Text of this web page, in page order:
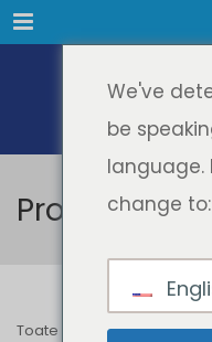
Meniul
Profesori &
Toate B C D
We've
be
language.
change to: